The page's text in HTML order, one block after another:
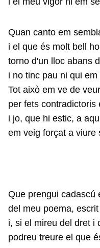
Quan canto em
i el que és molt bell
torno d'un lloc abans
i no tinc pau ni qui
Tot això em ve de
per fets contradictoris
i jo, que hi estic, a
em veig forçat a viure
Que prengui cadascú
del meu poema,
i, si el mireu del dret i
podreu treure el que